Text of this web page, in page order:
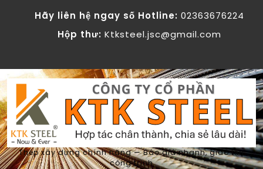
Hãy liên hệ ngay số Hotline: 02363676224
Hộp thư: Ktksteel.jsc@gmail.com
Thép xây dựng chính hãng — Báo giá nhanh, giao tận
công trình